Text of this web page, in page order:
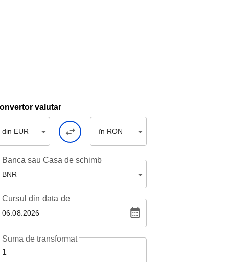
valutar
din EUR în RON
Banca sau Casa de schimb
BNR
06.08.2026
Cursuldin data de
1
Suma de transformat